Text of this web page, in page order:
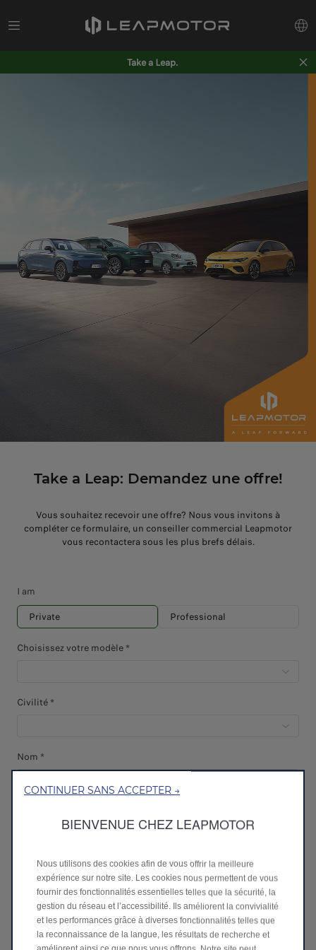
Take a Leap.
Take a Leap: Demandez une offre!
Vous souhaitez recevoir une offre? Nous vous invitons à
compléter ce formulaire, un conseiller commercial Leapmotor
vous recontactera sous les plus brefs délais.
I am
Private
Professional
Choisissez votre modèle *
Civilité *
Nom *
E-mail *
Numéro de téléphone *
CONTINUER SANS ACCEPTER →
BIENVENUE CHEZ LEAPMOTOR
Nous utilisons des cookies afin de vous offrir la meilleure
expérience sur notre site. Les cookies nous permettent de vous
fournir des fonctionnalités essentielles telles que la sécurité, la
gestion du réseau et l’accessibilité. Ils améliorent la convivialité
et les performances grâce à diverses fonctionnalités telles que
la reconnaissance de la langue, les résultats de recherche et